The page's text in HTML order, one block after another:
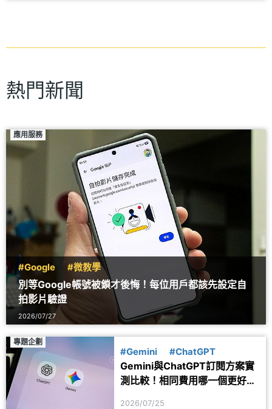
熱門新聞
應用服務
#Google #微教學
別等Google帳號被鎖才後悔！每位用戶都該先設定自
拍影片驗證
2026/07/27
專題企劃
#Gemini #ChatGPT
Gemini與ChatGPT訂閱方案實
測比較！相同費用哪一個更好
2026/07/25